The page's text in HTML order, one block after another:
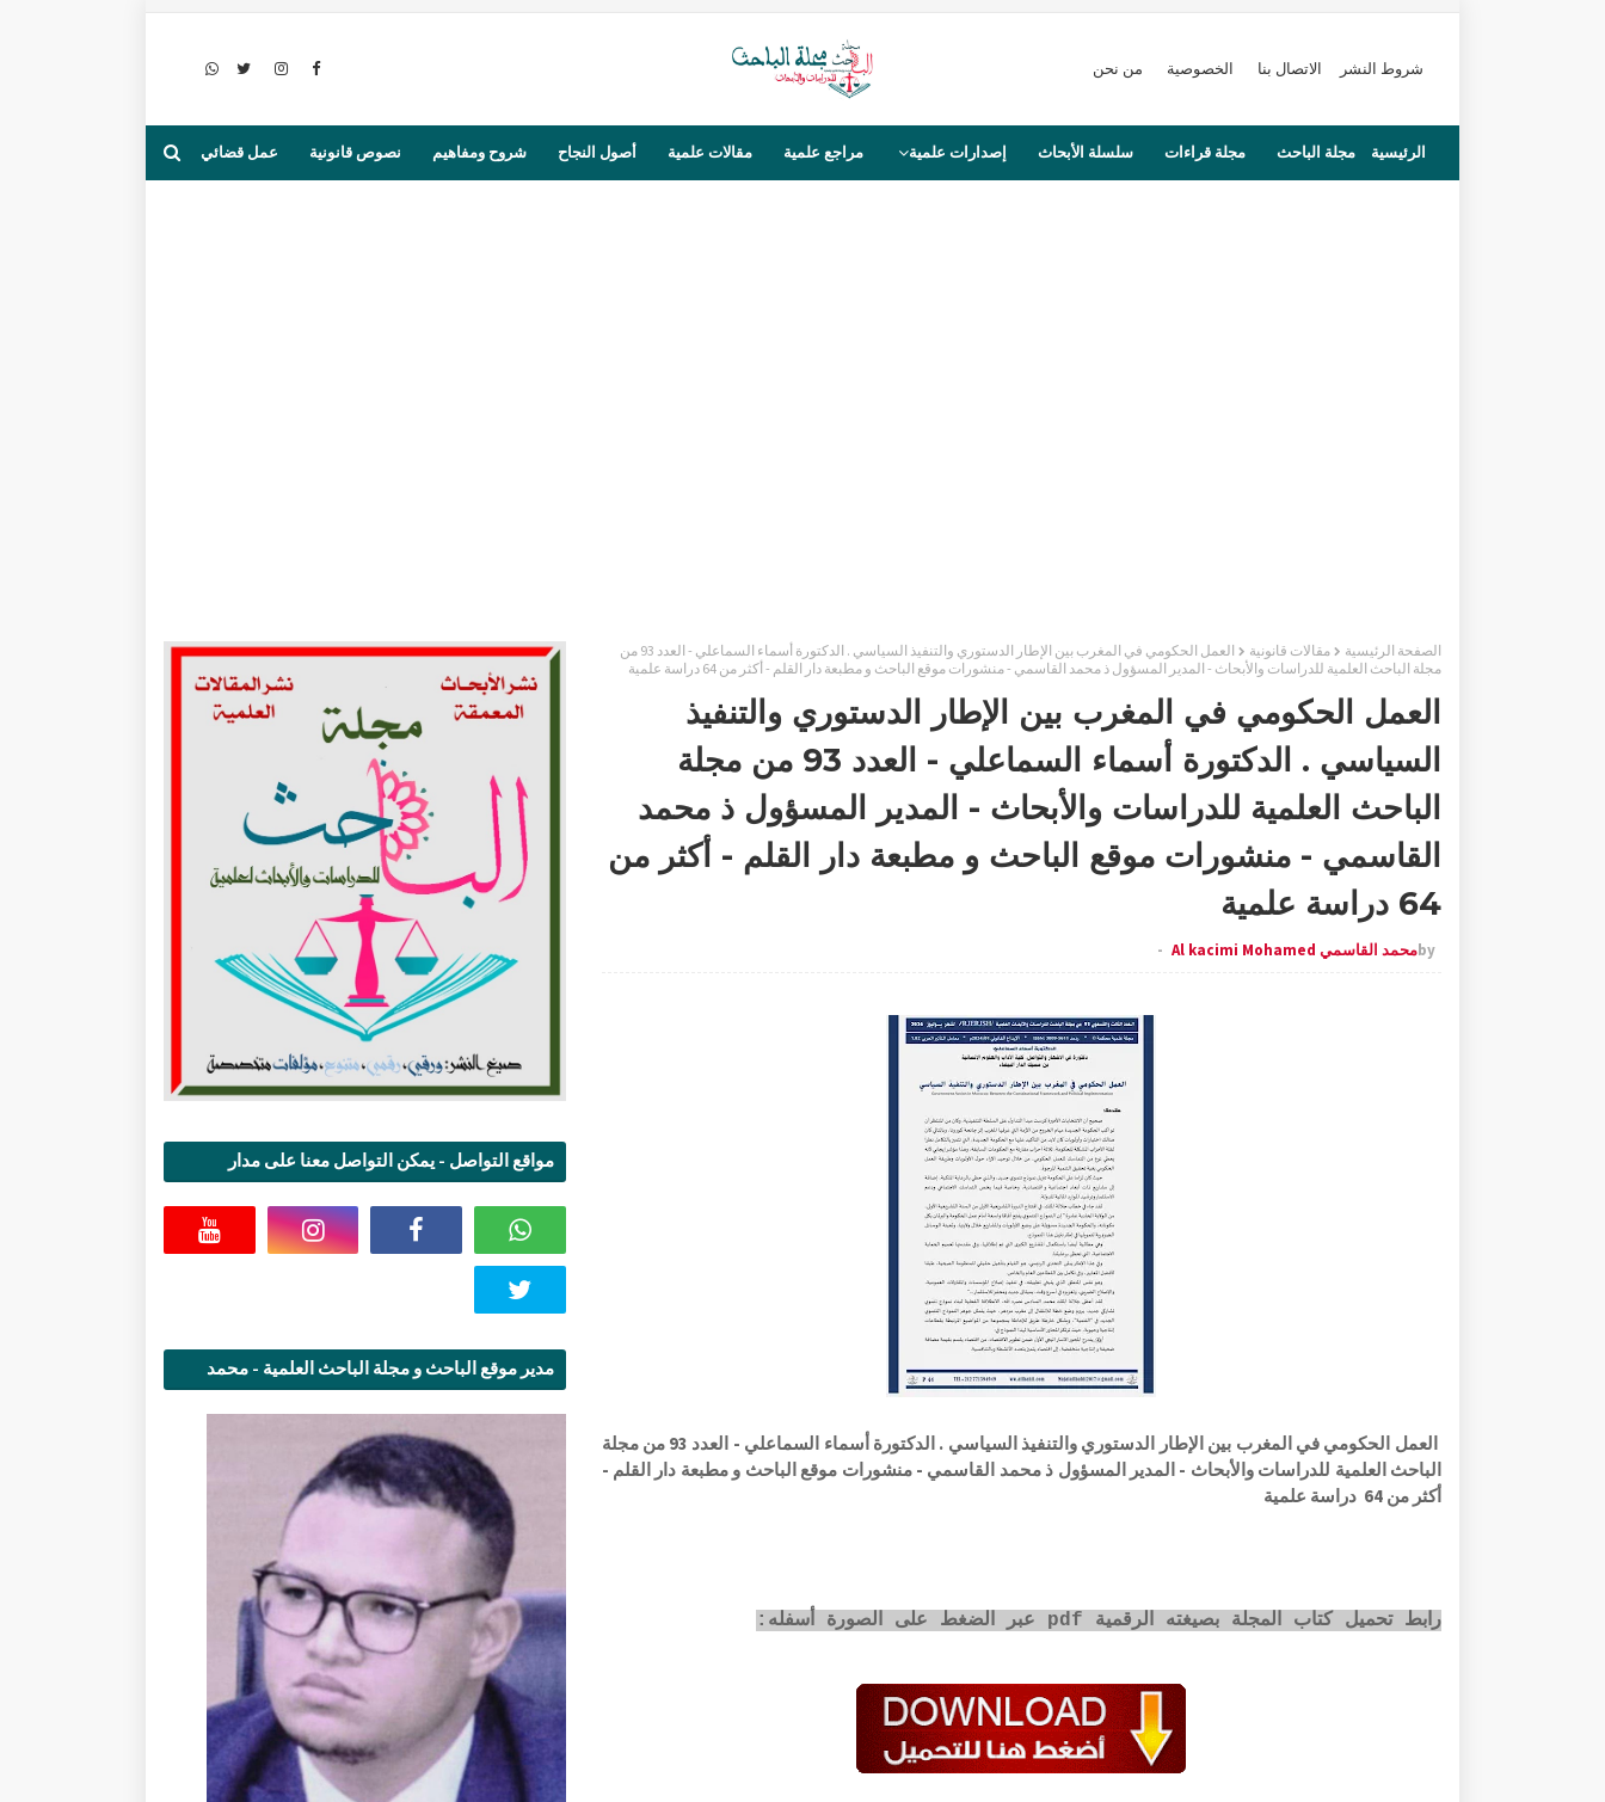
شروط النشر الاتصال بنا الخصوصية من نحن
الرئيسية مجلة الباحث مجلة قراءات سلسلة الأبحاث إصدارات علمية مراجع علمية مقالات علمية أصول النجاح شروح ومفاهيم نصوص قانونية عمل قضائي
الصفحة الرئيسية مقالات قانونية
العمل الحكومي في المغرب بين الإطار الدستوري والتنفيذ السياسي . الدكتورة أسماء السماعلي - العدد 93 من
مجلة الباحث العلمية للدراسات والأبحاث - المدير المسؤول ذ محمد القاسمي - منشورات موقع الباحث و مطبعة دار القلم - أكثر من 64 دراسة علمية
العمل الحكومي في المغرب بين الإطار الدستوري والتنفيذ
السياسي . الدكتورة أسماء السماعلي - العدد 93 من مجلة
الباحث العلمية للدراسات والأبحاث - المدير المسؤول ذ محمد
القاسمي - منشورات موقع الباحث و مطبعة دار القلم - أكثر من
64 دراسة علمية
byمحمد القاسمي Al kacimi Mohamed
العمل الحكومي في المغرب بين الإطار الدستوري والتنفيذ السياسي . الدكتورة أسماء السماعلي - العدد 93 من مجلة
الباحث العلمية للدراسات والأبحاث - المدير المسؤول ذ محمد القاسمي - منشورات موقع الباحث و مطبعة دار القلم -
أكثر من 64 دراسة علمية
رابط تحميل كتاب المجلة بصيغته الرقمية pdf عبر الضغط على الصورة أسفله:
مواقع التواصل - يمكن التواصل معنا على مدار
مدير موقع الباحث و مجلة الباحث العلمية - محمد